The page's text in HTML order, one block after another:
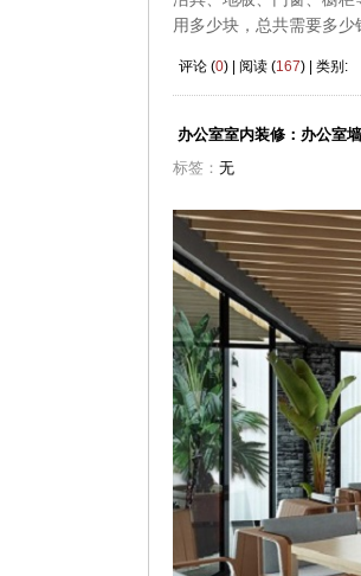
用多少块，总共需要多少
评论 (0) | 阅读 (167) | 类别:
办公室室内装修：办公室
标签： 无